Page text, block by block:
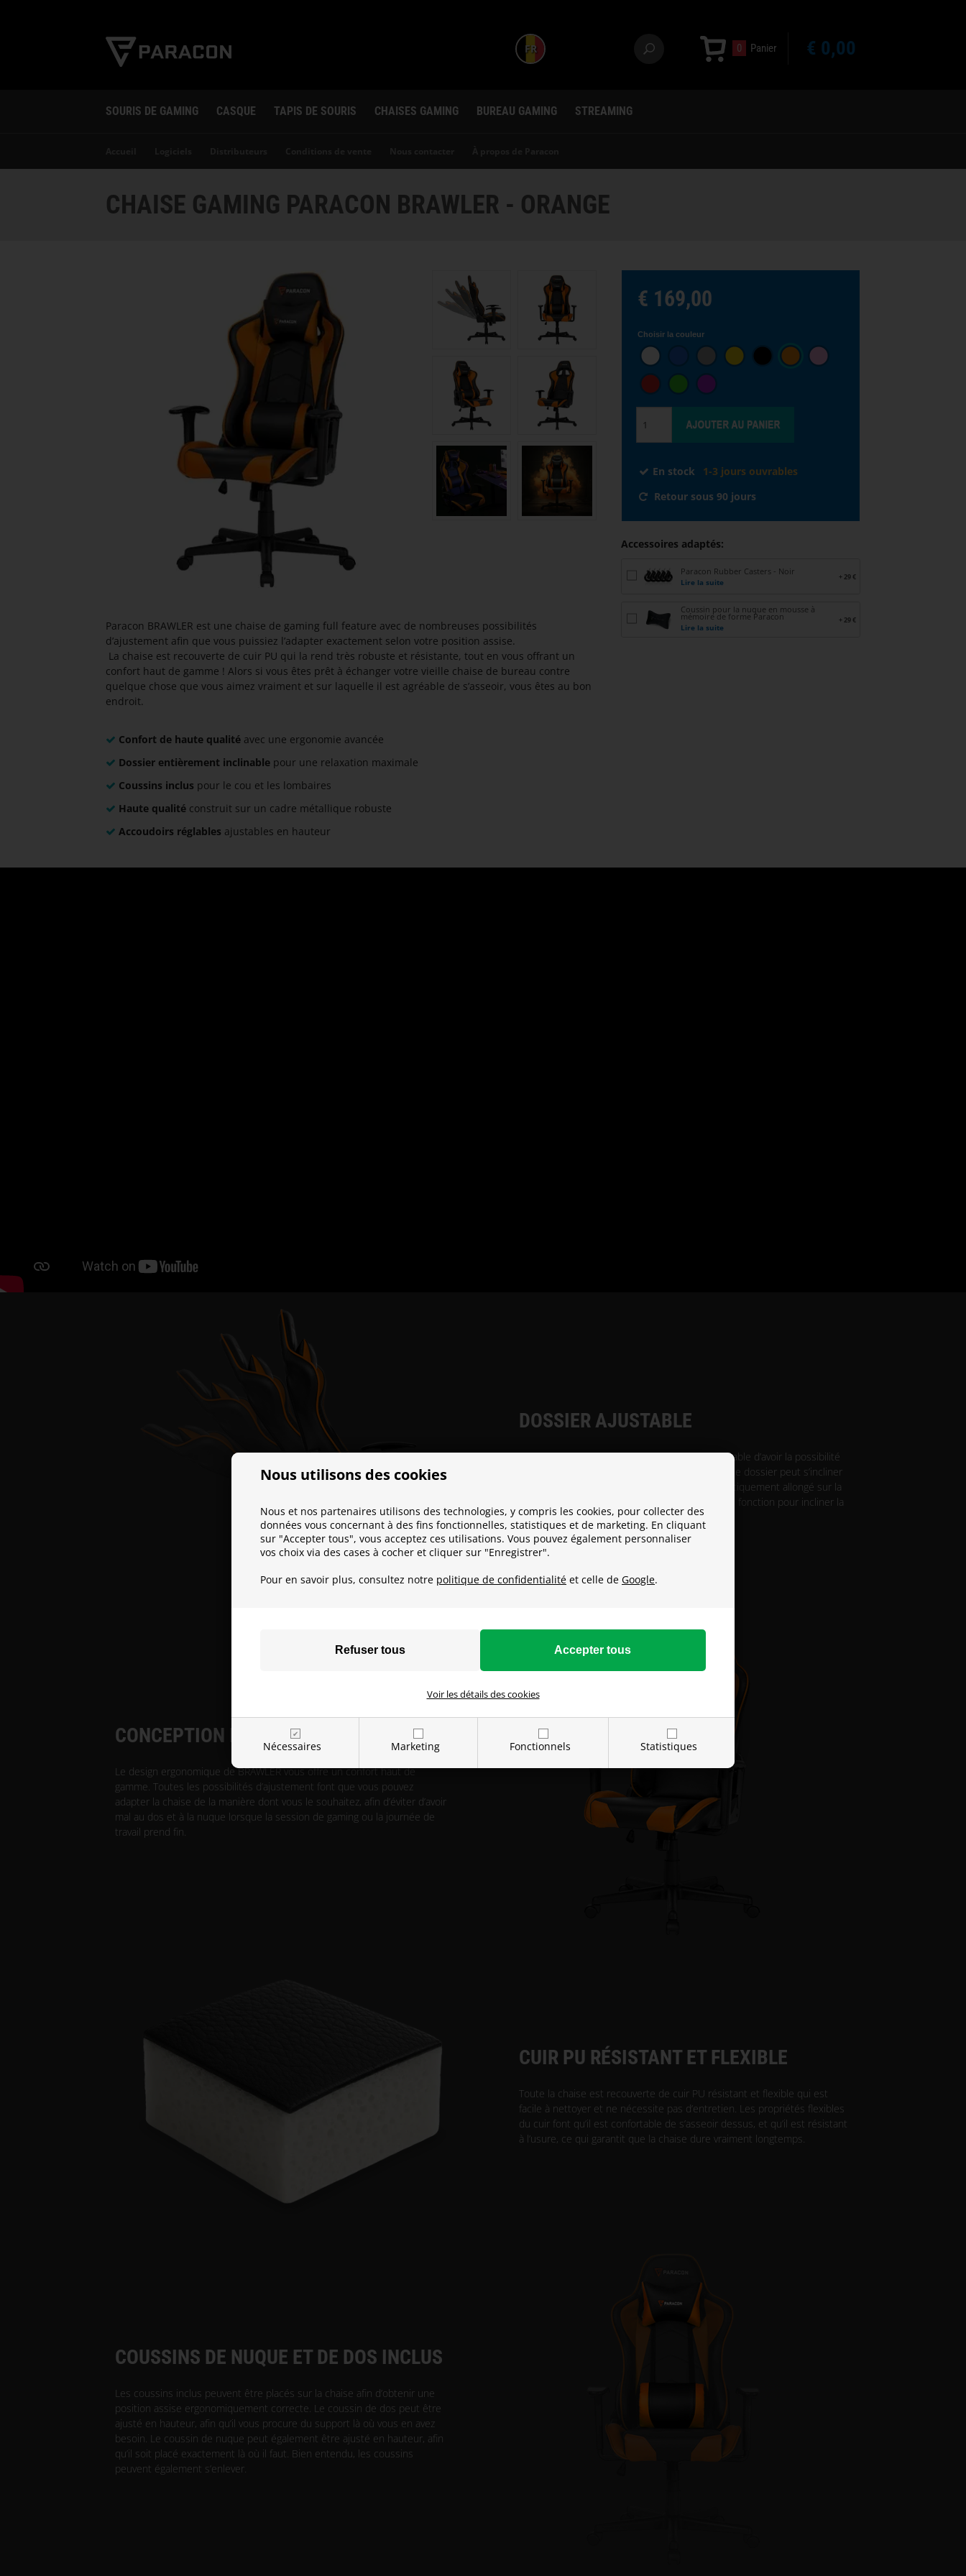
Nous utilisons des cookies
Nous et nos partenaires utilisons des technologies, y compris les cookies, pour collecter des
données vous concernant à des fins fonctionnelles, statistiques et de marketing. En cliquant
sur "Accepter tous", vous acceptez ces utilisations. Vous pouvez également personnaliser
vos choix via des cases à cocher et cliquer sur "Enregistrer".
Pour en savoir plus, consultez notre politique de confidentialité et celle de Google.
Nécessaires Marketing Fonctionnels Statistiques
Voir les détails des cookies
FR 0 Panier € 0,00
SOURIS DE GAMING CASQUE TAPIS DE SOURIS CHAISES GAMING BUREAU GAMING STREAMING
CHAISE GAMING PARACON BRAWLER - ORANGE
Paracon BRAWLER est une chaise de gaming full feature avec de nombreuses possibilités
d’ajustement afin que vous puissiez l’adapter exactement selon votre position assise.
​ La chaise est recouverte de cuir PU qui la rend très robuste et résistante, tout en vous offrant un
confort haut de gamme ! Alors si vous êtes prêt à échanger votre vieille chaise de bureau contre
quelque chose que vous aimez vraiment et sur laquelle il est agréable de s’asseoir, vous êtes au bon
endroit.
Confort de haute qualité avec une ergonomie avancée
Dossier entièrement inclinable pour une relaxation maximale
Coussins inclus pour le cou et les lombaires
Haute qualité construit sur un cadre métallique robuste
Accoudoirs réglables ajustables en hauteur
€ 169,00
Choisir la couleur
En stock
1-3 jours ouvrables
Retour sous 90 jours
Accessoires adaptés:
Paracon Rubber Casters - Noir
Lire la suite
+ 29 €
Coussin pour la nuque en mousse à
mémoire de forme Paracon
Lire la suite
+ 29 €
DOSSIER AJUSTABLE
Après une longue session de gaming, c’est agréable d’avoir la possibilité
de s’allonger et de se détendre. C’est pourquoi le dossier peut s’incliner
dans un angle de 165° pour que vous soyez pratiquement allongé sur la
chaise. Vous pouvez naturellement utiliser cette fonction pour incliner la
chaise à l’angle qui vous est le plus confortable.
CONCEPTION ERGONOMIQUE
Le design ergonomique de BRAWLER vous offre un confort haut de
gamme. Toutes les possibilités d’ajustement font que vous pouvez
adapter la chaise de la manière dont vous le souhaitez, afin d’éviter d’avoir
mal au dos et à la nuque lorsque la session de gaming ou la journée de
travail prend fin.
CUIR PU RÉSISTANT ET FLEXIBLE
Toute la chaise est recouverte de cuir PU résistant et flexible qui est
facile à nettoyer et ne nécessite pas d’entretien. Les propriétés flexibles
du cuir font qu’il est confortable de s’asseoir dessus, et qu’il est résistant
à l’usure, ce qui garantit que la chaise dure vraiment longtemps.
COUSSINS DE NUQUE ET DE DOS INCLUS
Les coussins inclus peuvent être placés sur la chaise afin d’obtenir une
position assise ergonomiquement correcte. Le coussin de dos peut être
ajusté en hauteur, afin qu’il vous procure du support là où vous en avez
besoin. Le coussin de nuque peut également être ajusté en hauteur, afin
qu’il soit placé exactement là où il faut. Bien entendu, les coussins
peuvent également s’enlever.